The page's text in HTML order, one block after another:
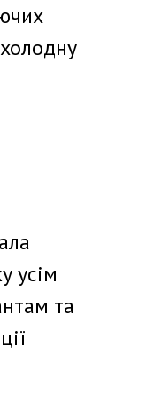
усім
та